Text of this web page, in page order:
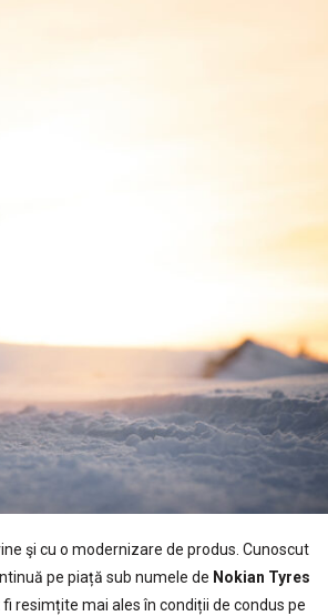
şi cu o modernizare de produs. Cunoscut
pe piață sub numele de Nokian Tyres
resimțite mai ales în condiții de condus pe